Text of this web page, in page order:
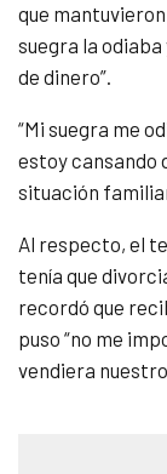
que
suegra la
de dinero”.
“Mi suegra me
estoy cansando
situación
Al respecto, el
tenía que
recordó que
puso “no me
vendiera